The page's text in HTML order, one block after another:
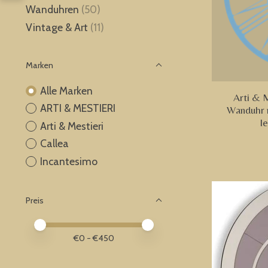
Wanduhren (50)
Vintage & Art (11)
Marken
Alle Marken
ARTI & MESTIERI
Arti & Mestieri
Callea
Incantesimo
Preis
Preis – Mindestwert
Price maximum value
€0 - €450
Arti &